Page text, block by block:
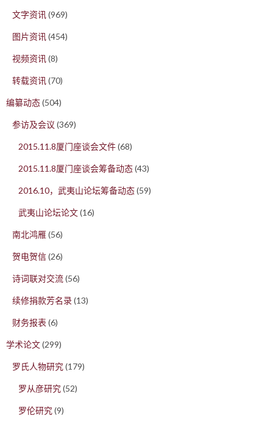
文字资讯(969)
图片资讯(454)
视频资讯(8)
转载资讯(70)
编纂动态(504)
参访及会议 (369)
2015.11.8厦门座谈会文件(68)
2015.11.8厦门座谈会筹备动态(43)
2016.10，武夷山论坛筹备动态(59)
武夷山论坛论文(16)
南北鸿雁(56)
贺电贺信(26)
诗词联对交流(56)
续修捐款芳名录(13)
财务报表 (6)
学术论文(299)
罗氏人物研究(179)
罗从彦研究(52)
罗伦研究(9)